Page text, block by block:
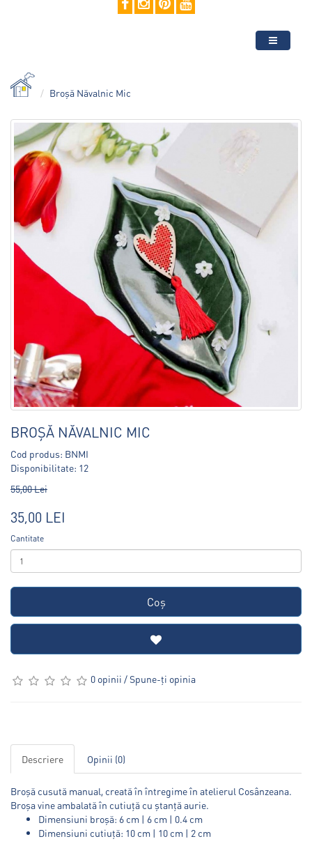
Broșă Năvalnic Mic
BROȘĂ NĂVALNIC MIC
Cod produs: BNMI
Disponibilitate: 12
55,00 Lei
35,00 LEI
Cantitate
Coş
0 opinii /Spune-ţi opinia
Descriere Opinii (0)
Broșă cusută manual, creată în întregime în atelierul Cosânzeana.
Broșa vine ambalată în cutiuță cu ștanță aurie.
Dimensiuni broșă: 6 cm | 6 cm | 0.4 cm
Dimensiuni cutiuță: 10 cm | 10 cm | 2 cm